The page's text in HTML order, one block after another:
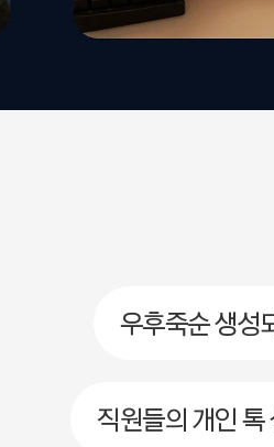
우후죽순 생성
직원들의 개인